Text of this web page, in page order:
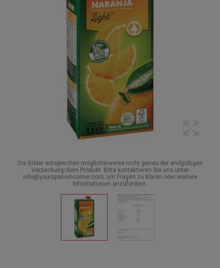
Die Bilder entsprechen möglicherweise nicht genau der endgültigen
Verpackung/dem Produkt. Bitte kontaktieren Sie uns unter
info@yourspanishcorner.com, um Fragen zu klären oder weitere
Informationen anzufordern.